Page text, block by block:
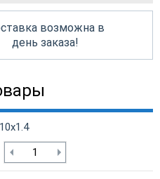
возможна в
день заказа!